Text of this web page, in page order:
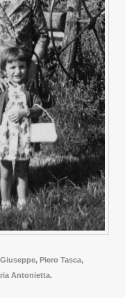
Piero Tasca,
Antonietta.